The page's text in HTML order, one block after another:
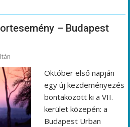
– Budapest
Október első napján
egy új kezdeményezés
bontakozott ki a VII.
kerület közepén: a
Budapest Urban